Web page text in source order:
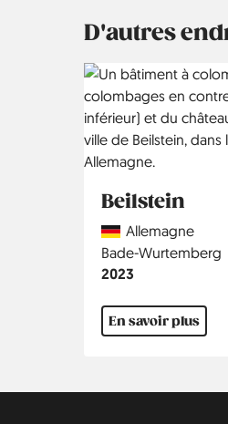
D'autres
Beilstein
CountryAllemagne
Région
Bade-Wurtemberg
Année
2023
En savoir plus